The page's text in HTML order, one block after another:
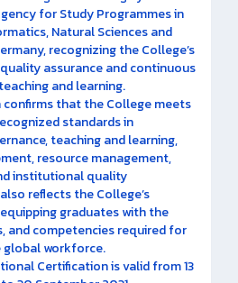
for Study Programmes in
Natural Sciences and
recognizing the College’s
assurance and continuous
and learning.
that the College meets
standards in
teaching and learning,
resource management,
institutional quality
reflects the College’s
graduates with the
and competencies required for
workforce.
Certification is valid from 13